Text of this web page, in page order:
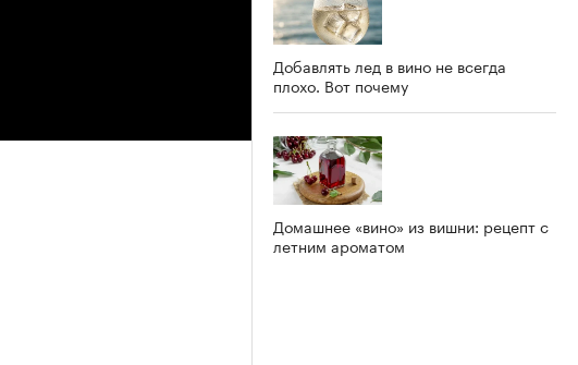
Добавлять лед в вино не всегда
плохо. Вот почему
Домашнее «вино» из вишни: рецепт с
летним ароматом